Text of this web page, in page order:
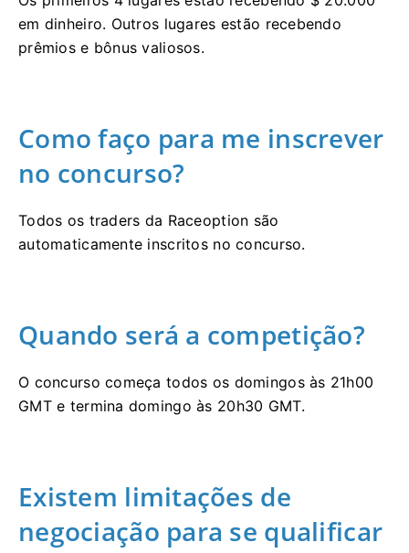
em dinheiro. Outros lugares estão recebendo
prêmios e bônus valiosos.
Como faço para me inscrever
no concurso?
Todos os traders da Raceoption são
automaticamente inscritos no concurso.
Quando será a competição?
O concurso começa todos os domingos às 21h00
GMT e termina domingo às 20h30 GMT.
Existem limitações de
negociação para se qualificar